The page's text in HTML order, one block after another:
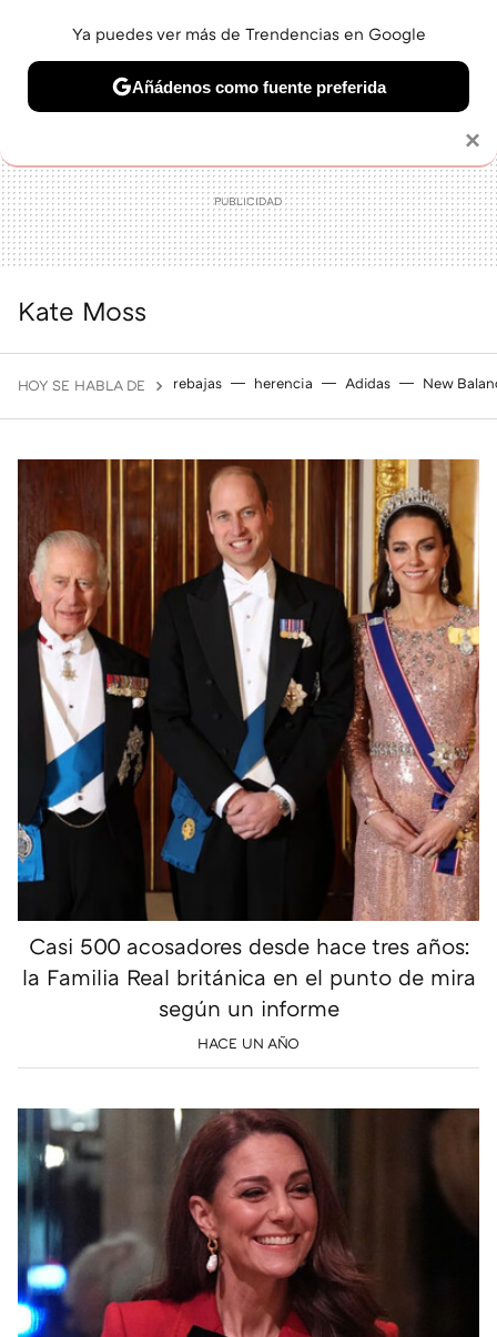
BELLEZA SHOPPING VIAJES GASTRO SNEAKERS
Kate Moss
HOY SE HABLA DE rebajas herencia Adidas New
Casi 500 acosadores desde hace tres años:
la Familia Real británica en el punto de mira
según un informe
HACE UN AÑO
×
Ya puedes ver más de Trendencias en Google
Añádenos como fuente preferida